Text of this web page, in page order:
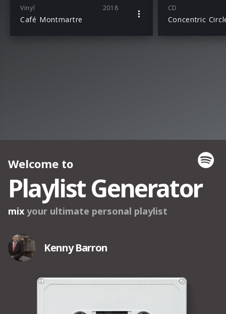
Vinyl 2018
Café Montmartre
CD
Concentric